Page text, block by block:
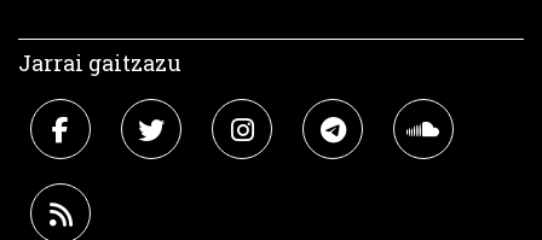
Jarrai gaitzazu